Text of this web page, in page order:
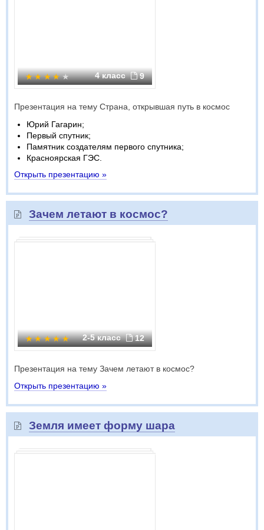
4 класс 9
Презентация на тему Страна, открывшая путь в космос
Юрий Гагарин;
Первый спутник;
Памятник создателям первого спутника;
Красноярская ГЭС.
Открыть презентацию »
Зачем летают в космос?
2-5 класс 12
Презентация на тему Зачем летают в космос?
Открыть презентацию »
Земля имеет форму шара